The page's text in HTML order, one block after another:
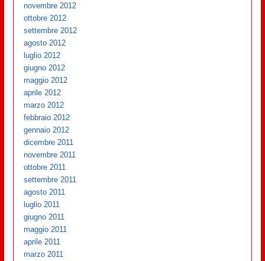
novembre 2012
ottobre 2012
settembre 2012
agosto 2012
luglio 2012
giugno 2012
maggio 2012
aprile 2012
marzo 2012
febbraio 2012
gennaio 2012
dicembre 2011
novembre 2011
ottobre 2011
settembre 2011
agosto 2011
luglio 2011
giugno 2011
maggio 2011
aprile 2011
marzo 2011